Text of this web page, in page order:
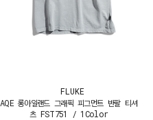
FLUKE
AQE 롱아일랜드 그래픽 피그먼트 반팔 티셔
츠 FST751 / 1Color